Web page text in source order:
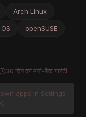
Arch Linux
openSUSE
30 दिन की मनी-बैक गारंटी
apps in Settings